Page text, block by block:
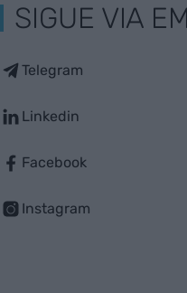
SIGUE VIA
Telegram
Linkedin
Facebook
Instagram